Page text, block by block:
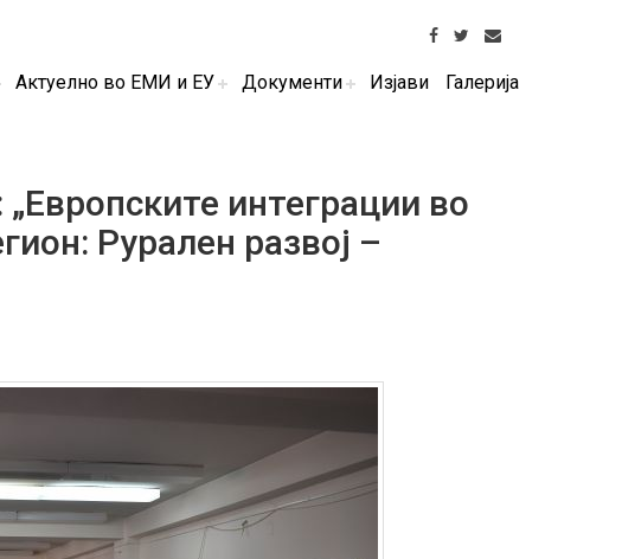
Актуелно во ЕМИ и ЕУ Документи Изјави Галерија
интеграции во
Рурален развој –